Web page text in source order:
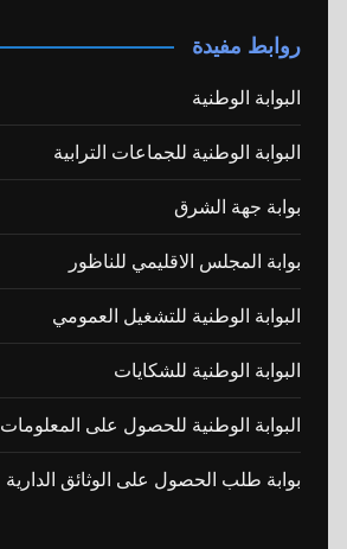
روابط مفيدة
البوابة الوطنية
البوابة الوطنية للجماعات الترابية
بوابة جهة الشرق
بوابة المجلس الاقليمي للناظور
البوابة الوطنية للتشغيل العمومي
البوابة الوطنية للشكايات
البوابة الوطنية للحصول على المعلومات
بوابة طلب الحصول على الوثائق الدارية